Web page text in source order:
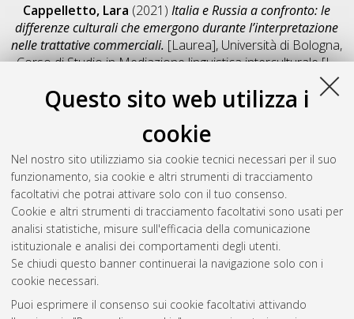
Questo sito web utilizza i
cookie
Nel nostro sito utilizziamo sia cookie tecnici necessari per il suo
funzionamento, sia cookie e altri strumenti di tracciamento
facoltativi che potrai attivare solo con il tuo consenso.
Cookie e altri strumenti di tracciamento facoltativi sono usati per
analisi statistiche, misure sull'efficacia della comunicazione
istituzionale e analisi dei comportamenti degli utenti.
Se chiudi questo banner continuerai la navigazione solo con i
cookie necessari.
Puoi esprimere il consenso sui cookie facoltativi attivando
Cappelletto, Lara (2021)Italia e Russia a confronto: le
differenze culturali che emergono durante l’interpretazione
nelle trattative commerciali. [Laurea], Università di Bologna,
Corso di Studio inMediazione linguistica interculturale [L-
, Documento full-text non disponibile
Salva citazione
Condividi
Il full-text non è disponibile per scelta dell'autore. (
Abstract
Altri metadati
Gestione del documento:
Atom